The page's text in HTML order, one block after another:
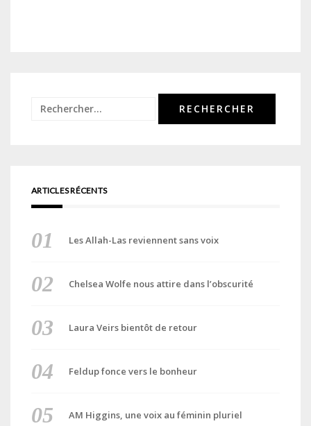
Rechercher :
ARTICLES RÉCENTS
Les Allah-Las reviennent sans voix
Chelsea Wolfe nous attire dans l’obscurité
Laura Veirs bientôt de retour
Feldup fonce vers le bonheur
AM Higgins, une voix au féminin pluriel